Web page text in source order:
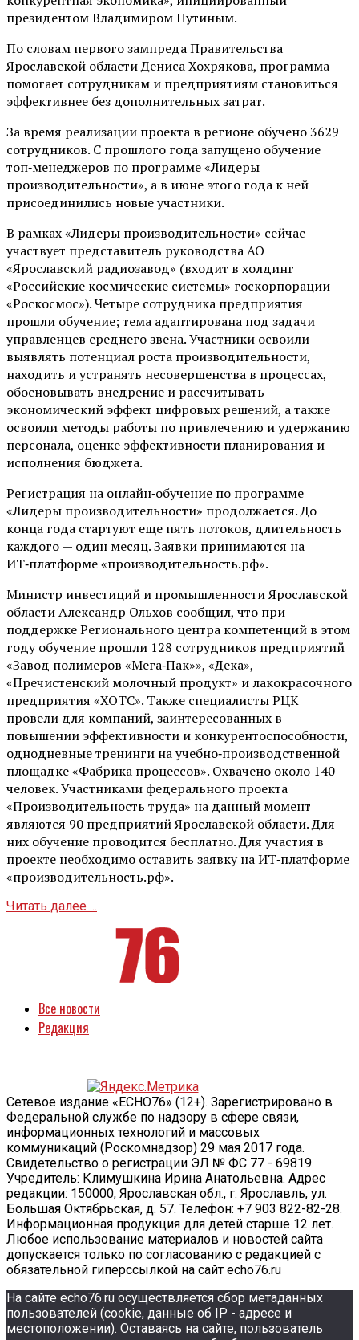
президентом Владимиром Путиным.
По словам первого зампреда Правительства
Ярославской области Дениса Хохрякова, программа
помогает сотрудникам и предприятиям становиться
эффективнее без дополнительных затрат.
За время реализации проекта в регионе обучено 3629
сотрудников. С прошлого года запущено обучение
топ‑менеджеров по программе «Лидеры
производительности», а в июне этого года к ней
присоединились новые участники.
В рамках «Лидеры производительности» сейчас
участвует представитель руководства АО
«Ярославский радиозавод» (входит в холдинг
«Российские космические системы» госкорпорации
«Роскосмос»). Четыре сотрудника предприятия
прошли обучение; тема адаптирована под задачи
управленцев среднего звена. Участники освоили
выявлять потенциал роста производительности,
находить и устранять несовершенства в процессах,
обосновывать внедрение и рассчитывать
экономический эффект цифровых решений, а также
освоили методы работы по привлечению и удержанию
персонала, оценке эффективности планирования и
исполнения бюджета.
Регистрация на онлайн‑обучение по программе
«Лидеры производительности» продолжается. До
конца года стартуют еще пять потоков, длительность
каждого — один месяц. Заявки принимаются на
ИТ‑платформе «производительность.рф».
Министр инвестиций и промышленности Ярославской
области Александр Ольхов сообщил, что при
поддержке Регионального центра компетенций в этом
году обучение прошли 128 сотрудников предприятий
«Завод полимеров «Мега‑Пак»», «Дека»,
«Пречистенский молочный продукт» и лакокрасочного
предприятия «ХОТС». Также специалисты РЦК
провели для компаний, заинтересованных в
повышении эффективности и конкурентоспособности,
однодневные тренинги на учебно‑производственной
площадке «Фабрика процессов». Охвачено около 140
человек. Участниками федерального проекта
«Производительность труда» на данный момент
являются 90 предприятий Ярославской области. Для
них обучение проводится бесплатно. Для участия в
проекте необходимо оставить заявку на ИТ‑платформе
«производительность.рф».
Читать далее ...
Все новости
Редакция
Сетевое издание «ECHO76» (12+). Зарегистрировано в
Федеральной службе по надзору в сфере связи,
информационных технологий и массовых
коммуникаций (Роскомнадзор) 29 мая 2017 года.
Свидетельство о регистрации ЭЛ № ФС 77 - 69819.
Учредитель: Климушкина Ирина Анатольевна. Адрес
редакции: 150000, Ярославская обл., г. Ярославль, ул.
Большая Октябрьская, д. 57. Телефон: +7 903 822-82-28.
Информационная продукция для детей старше 12 лет.
Любое использование материалов и новостей сайта
допускается только по согласованию с редакцией с
обязательной гиперссылкой на сайт echo76.ru
На сайте echo76.ru осуществляется сбор метаданных
пользователей (cookie, данные об IP - адресе и
местоположении). Оставаясь на сайте, пользователь